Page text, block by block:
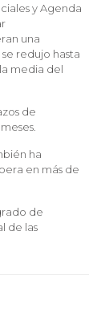
y Agenda
una
redujo hasta
media del
de
ha
en más de
de
de las